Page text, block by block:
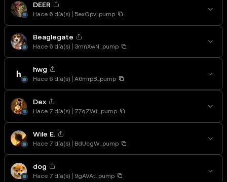
DEER
Hace 6 día(s) 5exGpv...pump
Beaglegate
Hace 6 día(s) 3mnXwN...pump
hwg
Hace 6 día(s) A6mrpB...pump
Dex
Hace 7 día(s) 77qZWt...pump
Wile E.
Hace 7 día(s) BdUcgW...pump
dog
Hace 7 día(s) 9gAVAt...pump